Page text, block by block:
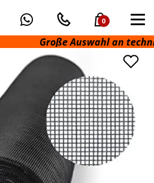
0
Große Auswahl an